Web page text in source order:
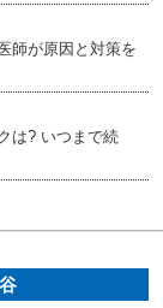
師が原因と対策を
は? いつまで続